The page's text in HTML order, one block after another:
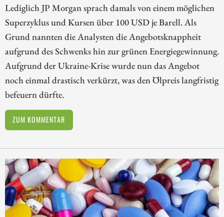
Lediglich JP Morgan sprach damals von einem möglichen
Superzyklus und Kursen über 100 USD je Barell. Als
Grund nannten die Analysten die Angebotsknappheit
aufgrund des Schwenks hin zur grünen Energiegewinnung.
Aufgrund der Ukraine-Krise wurde nun das Angebot
noch einmal drastisch verkürzt, was den Ölpreis langfristig
befeuern dürfte.
ZUM KOMMENTAR